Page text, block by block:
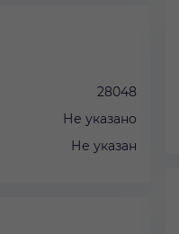
28048
Не указано
Не указан